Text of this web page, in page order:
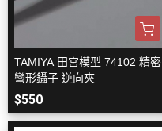
TAMIYA 田宮模型 74102 精密
彎形鑷子 逆向夾
$550